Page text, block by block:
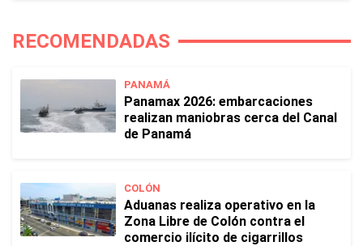
RECOMENDADAS
PANAMÁ
Panamax 2026: embarcaciones
realizan maniobras cerca del Canal
de Panamá
COLÓN
Aduanas realiza operativo en la
Zona Libre de Colón contra el
comercio ilícito de cigarrillos